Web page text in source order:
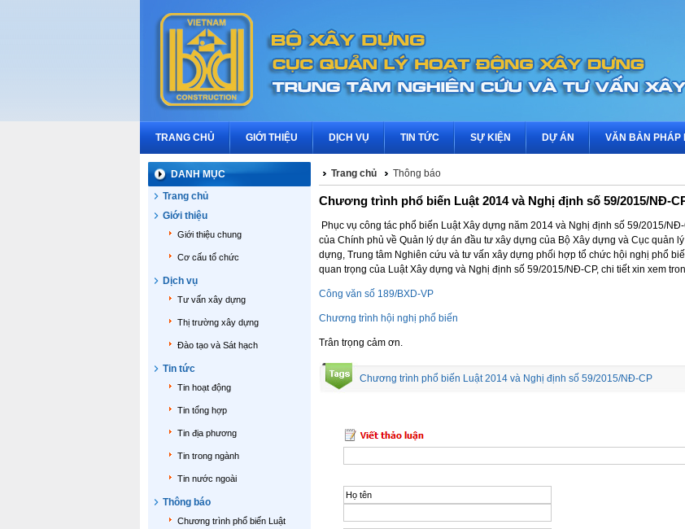
TRANG CHỦ GIỚI THIỆU DỊCH VỤ TIN TỨC SỰ KIỆN DỰ ÁN VĂN BẢN PHÁP
DANH MỤC
Trang chủ
Giới thiệu
Giới thiệu chung
Cơ cấu tổ chức
Dịch vụ
Tư vấn xây dựng
Thị trường xây dựng
Đào tạo và Sát hạch
Tin tức
Tin hoạt động
Tin tổng hợp
Tin địa phương
Tin trong ngành
Tin nước ngoài
Thông báo
Chương trình phổ biến Luật
Trang chủ Thông báo
Chương trình phổ biến Luật 2014 và Nghị định số 59/2015/NĐ-
Phục vụ công tác phổ biến Luật Xây dựng năm 2014 và Nghị định số 59/2015/
của Chính phủ về Quản lý dự án đầu tư xây dựng của Bộ Xây dựng và Cục quản
dựng, Trung tâm Nghiên cứu và tư vấn xây dựng phối hợp tổ chức hội nghị phổ
quan trọng của Luật Xây dựng và Nghị định số 59/2015/NĐ-CP, chi tiết xin xem
Công văn số 189/BXD-VP
Chương trình hội nghị phổ biến
Trân trọng cảm ơn.
Chương trình phổ biến Luật 2014 và Nghị định số 59/2015/NĐ-CP